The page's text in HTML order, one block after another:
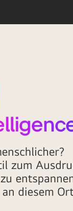
zum
diesem